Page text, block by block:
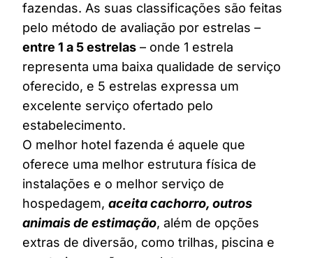
fazendas. As suas classificações são feitas
pelo método de avaliação por estrelas –
entre 1 a 5 estrelas – onde 1 estrela
representa uma baixa qualidade de serviço
oferecido, e 5 estrelas expressa um
excelente serviço ofertado pelo
estabelecimento.
O melhor hotel fazenda é aquele que
oferece uma melhor estrutura física de
instalações e o melhor serviço de
hospedagem, aceita cachorro, outros
animais de estimação, além de opções
extras de diversão, como trilhas, piscina e